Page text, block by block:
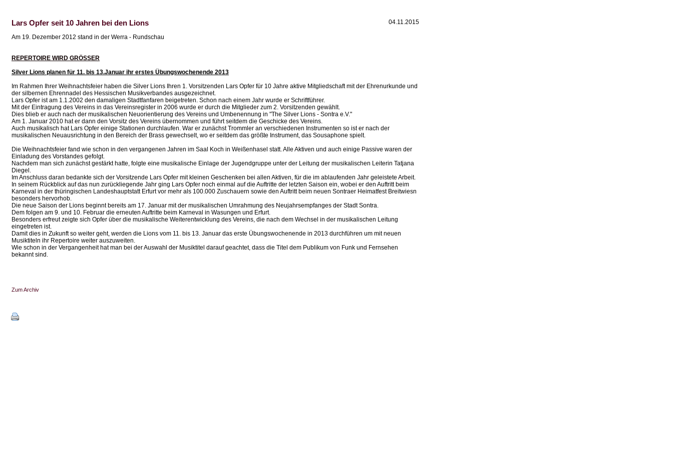
Lars Opfer seit 10 Jahren bei den Lions 04.11.2015
Am 19. Dezember 2012 stand in der Werra - Rundschau
REPERTOIRE WIRD GRÖSSER
Silver Lions planen für 11. bis 13.Januar ihr erstes Übungswochenende 2013
Im Rahmen Ihrer Weihnachtsfeier haben die Silver Lions Ihren 1. Vorsitzenden Lars Opfer für 10 Jahre aktive Mitgliedschaft mit der Ehrenurkunde und
der silbernen Ehrennadel des Hessischen Musikverbandes ausgezeichnet.
Lars Opfer ist am 1.1.2002 den damaligen Stadtfanfaren beigetreten. Schon nach einem Jahr wurde er Schriftführer.
Mit der Eintragung des Vereins in das Vereinsregister in 2006 wurde er durch die Mitglieder zum 2. Vorsitzenden gewählt.
Dies blieb er auch nach der musikalischen Neuorientierung des Vereins und Umbenennung in "The Silver Lions - Sontra e.V."
Am 1. Januar 2010 hat er dann den Vorsitz des Vereins übernommen und führt seitdem die Geschicke des Vereins.
Auch musikalisch hat Lars Opfer einige Stationen durchlaufen. War er zunächst Trommler an verschiedenen Instrumenten so ist er nach der
musikalischen Neuausrichtung in den Bereich der Brass gewechselt, wo er seitdem das größte Instrument, das Sousaphone spielt.
Die Weihnachtsfeier fand wie schon in den vergangenen Jahren im Saal Koch in Weißenhasel statt. Alle Aktiven und auch einige Passive waren der
Einladung des Vorstandes gefolgt.
Nachdem man sich zunächst gestärkt hatte, folgte eine musikalische Einlage der Jugendgruppe unter der Leitung der musikalischen Leiterin Tatjana
Diegel.
Im Anschluss daran bedankte sich der Vorsitzende Lars Opfer mit kleinen Geschenken bei allen Aktiven, für die im ablaufenden Jahr geleistete Arbeit.
In seinem Rückblick auf das nun zurückliegende Jahr ging Lars Opfer noch einmal auf die Auftritte der letzten Saison ein, wobei er den Auftritt beim
Karneval in der thüringischen Landeshauptstatt Erfurt vor mehr als 100.000 Zuschauern sowie den Auftritt beim neuen Sontraer Heimatfest Breitwiesn
besonders hervorhob.
Die neue Saison der Lions beginnt bereits am 17. Januar mit der musikalischen Umrahmung des Neujahrsempfanges der Stadt Sontra.
Dem folgen am 9. und 10. Februar die erneuten Auftritte beim Karneval in Wasungen und Erfurt.
Besonders erfreut zeigte sich Opfer über die musikalische Weiterentwicklung des Vereins, die nach dem Wechsel in der musikalischen Leitung
eingetreten ist.
Damit dies in Zukunft so weiter geht, werden die Lions vom 11. bis 13. Januar das erste Übungswochenende in 2013 durchführen um mit neuen
Musiktiteln ihr Repertoire weiter auszuweiten.
Wie schon in der Vergangenheit hat man bei der Auswahl der Musiktitel darauf geachtet, dass die Titel dem Publikum von Funk und Fernsehen
bekannt sind.
Zum Archiv